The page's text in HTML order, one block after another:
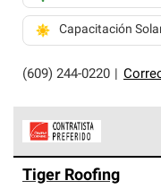
(609) 244-0220
Capacitación
parte de una red
Tiger Roofing